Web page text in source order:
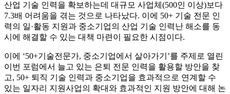
산업 기술 인력을 확보하는데 대규모 사업체(500인 이상)보다
7.3배 어려움을 겪는 것으로 나타났다. 이에 50+ 기술 전문 인
력의 일·활동 지원과 중소기업의 산업 기술 인력난 해소를 동
시에 해결할 수 있는 대책 마련이 필요한 시점이다.
이에 ‘50+기술전문가, 중소기업에서 살아가기’를 주제로 열린
이번 포럼에서 늘고 있는 은퇴 전문 인력을 활용할 방안을 찾
고, 50+ 퇴직 기술 인력과 중소기업을 효과적으로 연계할 수
있는 일자리 지원사업의 확대와 효과적인 지원 방안에 대해 논